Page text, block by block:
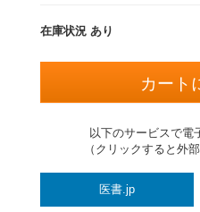
在庫状況 あり
以下のサービスで電
（クリックすると外
医書.jp